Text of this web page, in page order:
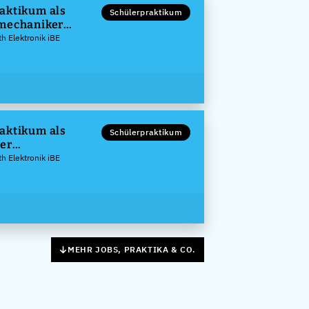
als
Elektronik iBE
Schülerpraktikum
als
(m/w/d)
Elektronik iBE
Schülerpraktikum
MEHR JOBS, PRAKTIKA & CO.